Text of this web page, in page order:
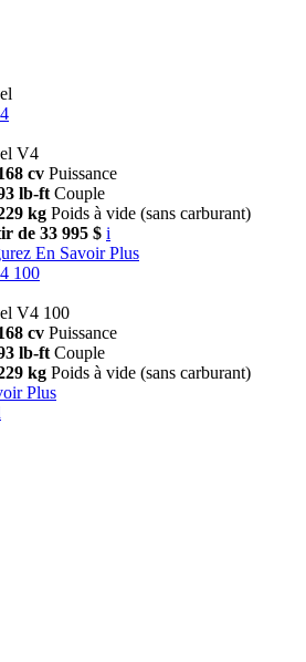
V4
cv Puissance
lb-ft Couple
kg Poids à vide (sans carburant)
de 33 995 $ i
En Savoir Plus
100
V4 100
cv Puissance
lb-ft Couple
kg Poids à vide (sans carburant)
Plus